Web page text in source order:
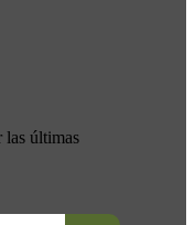
las últimas